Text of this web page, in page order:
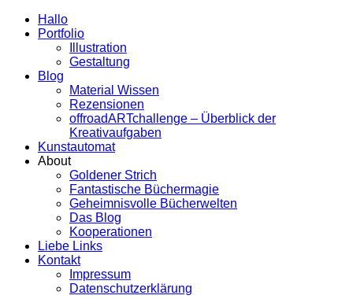
Hallo
Portfolio
Illustration
Gestaltung
Blog
Material Wissen
Rezensionen
offroadARTchallenge – Überblick der
Kreativaufgaben
Kunstautomat
About
Goldener Strich
Fantastische Büchermagie
Geheimnisvolle Bücherwelten
Das Blog
Kooperationen
Liebe Links
Kontakt
Impressum
Datenschutzerklärung